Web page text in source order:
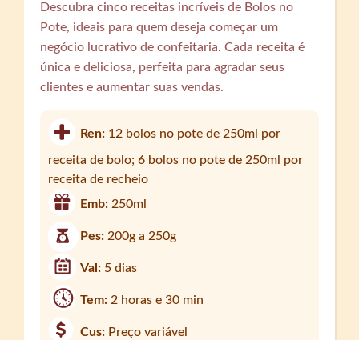
Descubra cinco receitas incríveis de Bolos no
Pote, ideais para quem deseja começar um
negócio lucrativo de confeitaria. Cada receita é
única e deliciosa, perfeita para agradar seus
clientes e aumentar suas vendas.
Ren: 12 bolos no pote de 250ml por
receita de bolo; 6 bolos no pote de 250ml por
receita de recheio
Emb:250ml
Pes:200g a 250g
Val: 5 dias
Tem:2 horas e 30 min
Cus: Preço variável